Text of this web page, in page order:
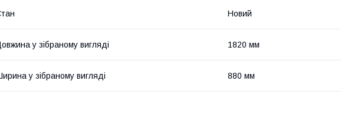
Новий
у зібраному вигляді 1820 мм
у зібраному вигляді 880 мм